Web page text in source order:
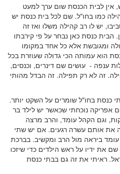
אין לבית הכנסת שום ערך למעט
כמו בחו"ל. שם לכל בית כנסת יש
יש לו רב קהילה משלו ואז זה
הבית כנסת כאן נבחר על פי קירבתו
ומגובשת אלא כל אחד במקומו
הוא עמותה הכי גדולה שעוזרת בכל
ענפה - עושים שם דינרים, וכנסים,
זה לא רק תפילה. זה הבדל מהותי
כנסת בחו"ל שומרים על השקט יותר.
אפריקה נוכחתי שכאשר יש לילד בר
וגם הקהל עומד, והרב מרצה
את אותם עשרה רגעים. אם יש שתי
ביראה מול הרב ומקשיב. בברכת
את ידיו על ראש הילדים כדי שיזכו
ראיתי את זה גם בבתי כנסת